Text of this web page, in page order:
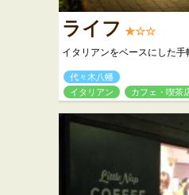
ライフ ★☆☆
イタリアンをベースにした
代々木八幡
イタリアン
カフェ・喫茶